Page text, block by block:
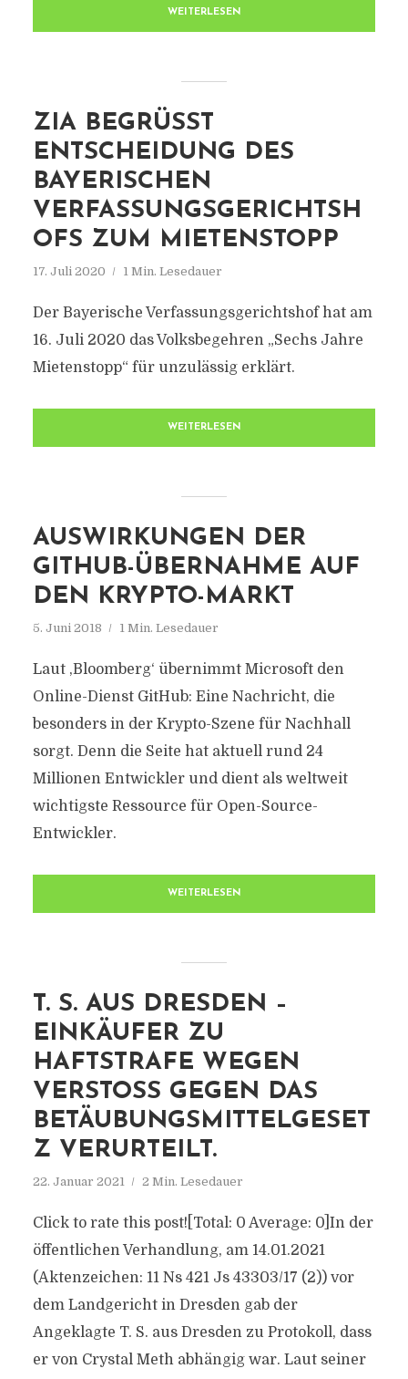
WEITERLESEN
ZIA BEGRÜSST E
NTSCHEIDUNG DES B
AYERISCHEN V
ERFASSUNGSGERICHTSHO
FS ZUM MIETENSTOPP
17. Juli 2020 1 Min. Lesedauer
Der Bayerische Verfassungsgerichtshof hat am
16. Juli 2020 das Volksbegehren „Sechs Jahre
Mietenstopp“ für unzulässig erklärt.
WEITERLESEN
AUSWIRKUNGEN DER
GITHUB-ÜBERNAHME AUF
DEN KRYPTO-MARKT
5. Juni 2018 1 Min. Lesedauer
Laut ‚Bloomberg‘ übernimmt Microsoft den
Online-Dienst GitHub: Eine Nachricht, die
besonders in der Krypto-Szene für Nachhall
sorgt. Denn die Seite hat aktuell rund 24
Millionen Entwickler und dient als weltweit
wichtigste Ressource für Open-Source-
Entwickler.
WEITERLESEN
T. S. AUS DRESDEN –
EINKÄUFER ZU
HAFTSTRAFE WEGEN
VERSTOSS GEGEN DAS B
ETÄUBUNGSMITTELGESETZ
VERURTEILT.
22. Januar 2021 2 Min. Lesedauer
Click to rate this post![Total: 0 Average: 0]In der
öffentlichen Verhandlung, am 14.01.2021
(Aktenzeichen: 11 Ns 421 Js 43303/17 (2)) vor
dem Landgericht in Dresden gab der
Angeklagte T. S. aus Dresden zu Protokoll, dass
er von Crystal Meth abhängig war. Laut seiner